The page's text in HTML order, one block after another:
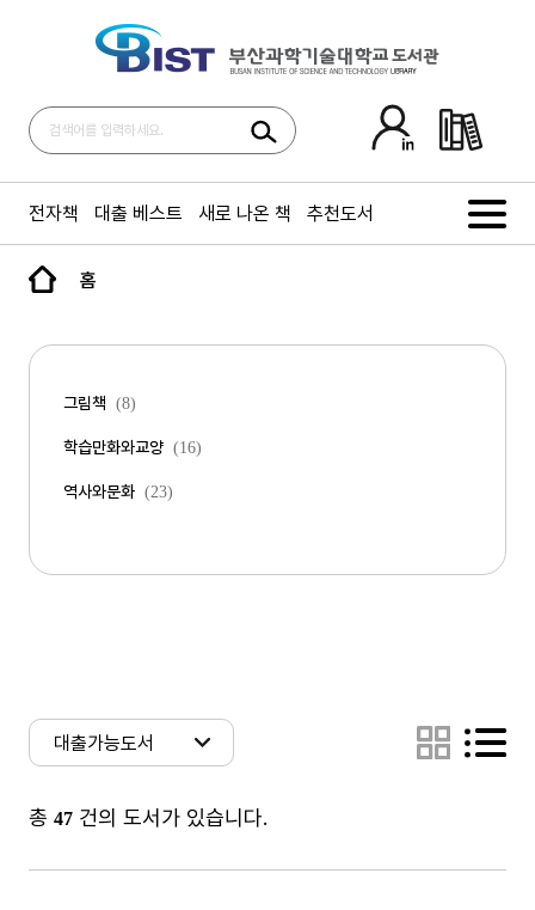
전자책 대출 베스트 새로 나온 책 추천도서
홈
그림책 (8)
학습만화와교양 (16)
역사와문화 (23)
총 47 건의 도서가 있습니다.